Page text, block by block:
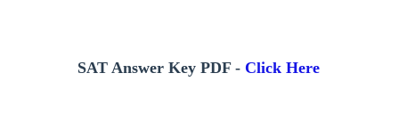
SAT Answer Key PDF - Click Here